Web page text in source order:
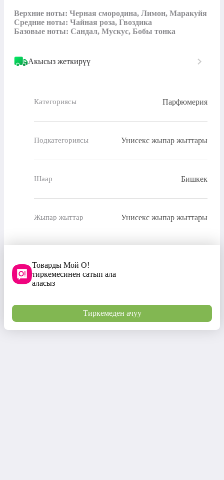
Верхние ноты: Черная смородина, Лимон, Маракуйя
Средние ноты: Чайная роза, Гвоздика
Базовые ноты: Сандал, Мускус, Бобы тонка
Акысыз жеткирүү
Категориясы Парфюмерия
Подкатегориясы Унисекс жыпар жыттары
Шаар Бишкек
Жыпар жыттар Унисекс жыпар жыттары
Товарды Мой О!
тиркемесинен сатып ала
аласыз
Тиркемеден ачуу